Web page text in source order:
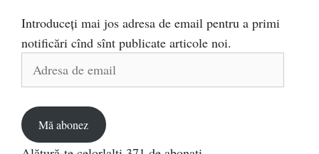
Introduceți mai jos adresa de email pentru a primi
notificări cînd sînt publicate articole noi.
Adresa
Mă abonez